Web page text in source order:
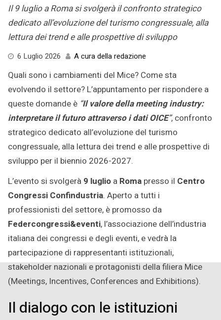
Il 9 luglio a Roma si svolgerà il confronto strategico
dedicato all’evoluzione del turismo congressuale, alla
lettura dei trend e alle prospettive di sviluppo
6 Luglio 2026
2026
A cura della redazione
Quali sono i cambiamenti del Mice? Come sta
evolvendo il settore? L’appuntamento per rispondere a
queste domande è “Il valore della meeting industry:
interpretare il futuro attraverso i dati OICE”, confronto
strategico dedicato all’evoluzione del turismo
congressuale, alla lettura dei trend e alle prospettive di
sviluppo per il biennio 2026-2027.
L’evento si svolgerà 9 luglio a Roma presso il Centro
Congressi Confindustria. Aperto a tutti i
professionisti del settore, è promosso da
Federcongressi&eventi, l’associazione dell’industria
italiana dei congressi e degli eventi, e vedrà la
partecipazione di rappresentanti istituzionali,
stakeholder nazionali e protagonisti della filiera Mice
(Meetings, Incentives, Conferences and Exhibitions).
Il dialogo con le istituzioni